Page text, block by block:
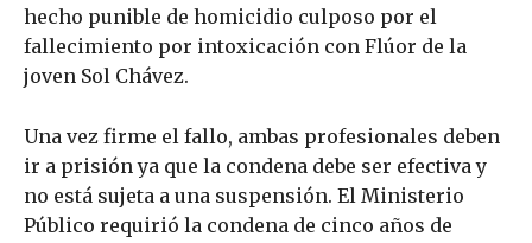
hecho punible de homicidio culposo por el
fallecimiento por intoxicación con Flúor de la
joven Sol Chávez.
Una vez firme el fallo, ambas profesionales deben
ir a prisión ya que la condena debe ser efectiva y
no está sujeta a una suspensión. El Ministerio
Público requirió la condena de cinco años de